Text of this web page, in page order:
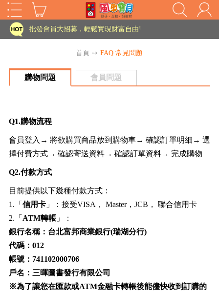
家長樂了!「風車書版集團暨FOOD超人企業總部」目前正興建中!
批發會員大招募，輕鬆實現財富自由!
老師您好!!幼教會員火熱招募中~
海外購物免煩惱！點我查看『海外購物流程說明』
批發會員大招募，輕鬆實現財富自由!
老師您好!!幼教會員火熱招募中~
海外購物免煩惱！點我查看『海外購物流程說明』
首頁 ➙ FAQ 常見問題
購物問題 會員問題
Q1.購物流程
會員登入→ 將欲購買商品放到購物車→ 確認訂單明細→ 選
擇付費方式→ 確認寄送資料→ 確認訂單資料→ 完成購物
Q2.付款方式
目前提供以下幾種付款方式：
1.「 信用卡」：接受VISA， Master，JCB， 聯合信用卡
2.「 ATM轉帳」：
銀行名稱：台北富邦商業銀行(瑞湖分行)
代碼：012
帳號：741102000706
戶名：三暉圖書發行有限公司
※為了讓您在匯款或ATM金融卡轉帳後能儘快收到訂購的